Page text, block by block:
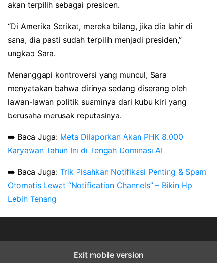
akan terpilih sebagai presiden.
“Di Amerika Serikat, mereka bilang, jika dia lahir di
sana, dia pasti sudah terpilih menjadi presiden,”
ungkap Sara.
Menanggapi kontroversi yang muncul, Sara
menyatakan bahwa dirinya sedang diserang oleh
lawan-lawan politik suaminya dari kubu kiri yang
berusaha merusak reputasinya.
➡️ Baca Juga: Meta Dilaporkan Akan PHK 8.000
Karyawan Tahun Ini di Tengah Dominasi AI
➡️ Baca Juga: Trik Pisahkan Notifikasi Penting & Spam
Otomatis Lewat “Notification Channels” – Bikin Hp
Lebih Tenang
Exit mobile version